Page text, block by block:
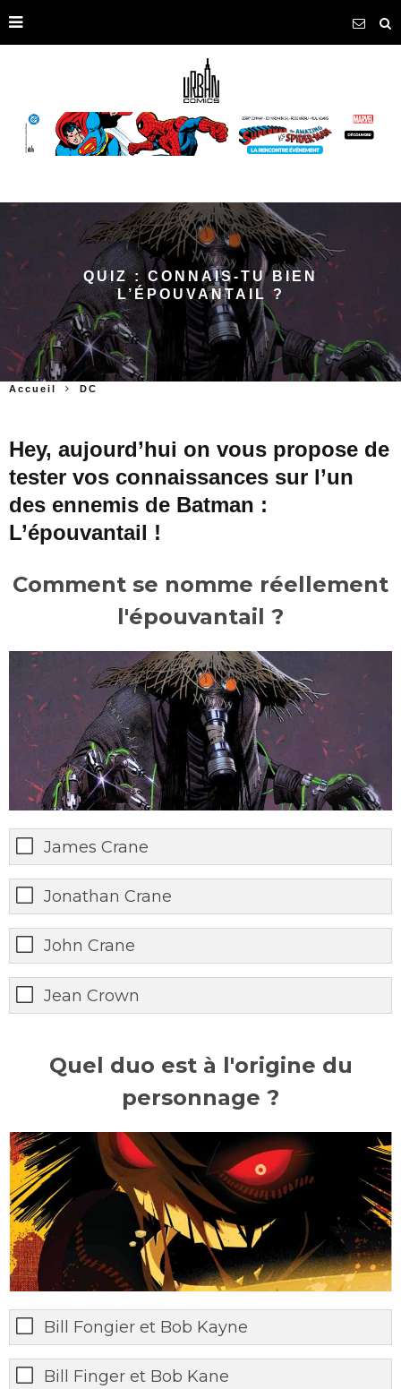
QUIZ : CONNAIS-TU BIEN
L’ÉPOUVANTAIL ?
Accueil DC
Hey, aujourd’hui on vous propose de
tester vos connaissances sur l’un
des ennemis de Batman :
L’épouvantail !
Comment se nomme réellement
l'épouvantail ?
James Crane
Jonathan Crane
John Crane
Jean Crown
Quel duo est à l'origine du
personnage ?
Bill Fongier et Bob Kayne
Bill Finger et Bob Kane